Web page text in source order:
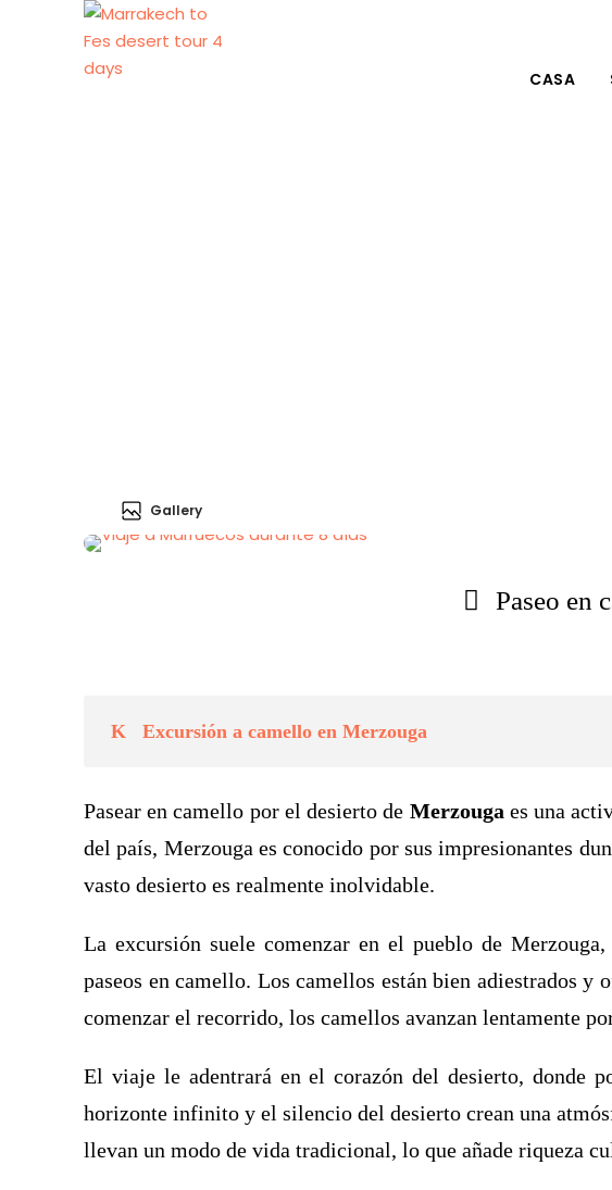
CASA
Gallery
Paseo en
Excursión a camello en Merzouga
Pasear en camello por el desierto de Merzouga es una
del país, Merzouga es conocido por sus impresionantes
vasto desierto es realmente inolvidable.
La excursión suele comenzar en el pueblo de
paseos en camello. Los camellos están bien adiestrados
comenzar el recorrido, los camellos avanzan lentamente
El viaje le adentrará en el corazón del desierto, donde
horizonte infinito y el silencio del desierto crean una
llevan un modo de vida tradicional, lo que añade riqueza